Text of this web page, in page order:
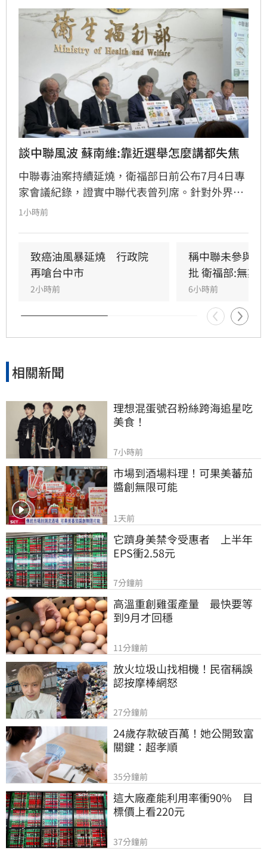
談中聯風波 蘇南維:靠近選舉怎麼講都失焦
中聯毒油案持續延燒，衛福部日前公布7月4日專
家會議紀錄，證實中聯代表曾列席。針對外界質
疑，與會的台大教授蘇南維還原現場，強調專家
演變為政治議題，並解釋當初主張「20%下架標
準」是基於營養標示的務實考量。（記者：簡浩
正）
1小時前
致癌油風暴延燒　行政院
再嗆台中市
2小時前
稱中聯未參與
批 衛福部:無欺
6小時前
相關新聞
理想混蛋號召粉絲跨海追星吃
美食！
7小時前
市場到酒場料理！可果美蕃茄
醬創無限可能
1天前
它躋身美禁令受惠者　上半年
EPS衝2.58元
7分鐘前
高溫重創雞蛋產量　最快要等
到9月才回穩
11分鐘前
放火垃圾山找相機！民宿稱誤
認按摩棒網怒
27分鐘前
24歲存款破百萬！她公開致富
關鍵：超孝順
35分鐘前
這大廠產能利用率衝90%　目
標價上看220元
37分鐘前